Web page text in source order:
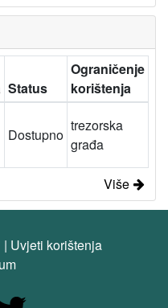
Status
Ograničenje
korištenja
Dostupno
trezorska
građa
Više
| Uvjeti korištenja